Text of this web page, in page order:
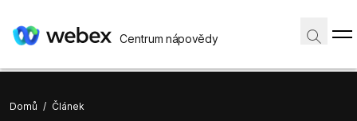
Centrum nápovědy
Domů / Článek